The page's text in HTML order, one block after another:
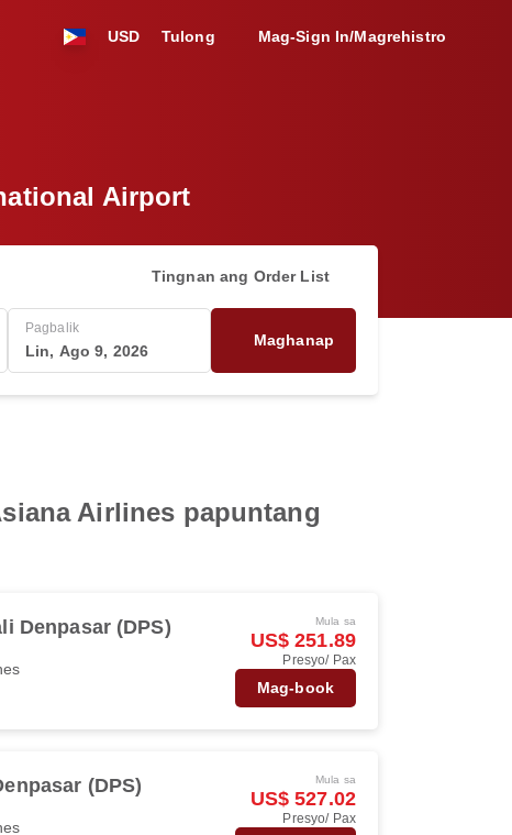
USD Tulong Mag-Sign In/Magrehistro
Airport
Tingnan ang Order List
Pagbalik
Lin, Ago 9, 2026
Maghanap
Airlines papuntang
Denpasar (DPS) Mula sa
US$ 251.89
Presyo/ Pax
Mag-book
(DPS) Mula sa
US$ 527.02
Presyo/ Pax